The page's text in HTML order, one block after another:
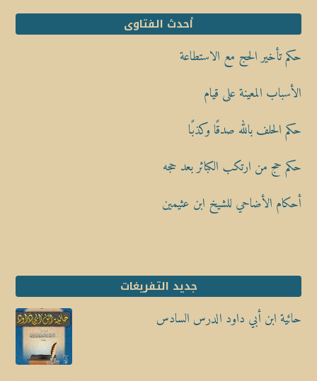
أحدث الفتاوى
حكم تأخير الحج مع الاستطاعة
الأسباب المعينة على قيام
حكم الحلف بالله صدقًا وكذبًا
حكم حج من ارتكب الكبائر بعد حجه
أحكام الأضاحي للشيخ ابن عثيمين
جديد التفريغات
حائية ابن أبي داود الدرس السادس